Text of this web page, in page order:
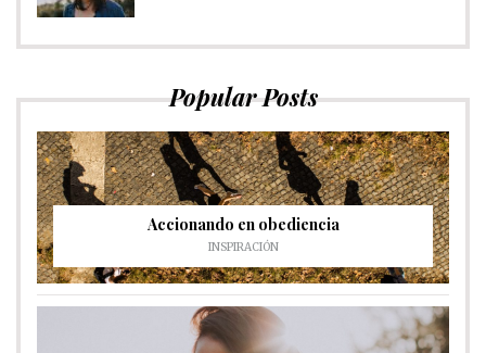
Popular Posts
Accionando en obediencia
INSPIRACIÓN